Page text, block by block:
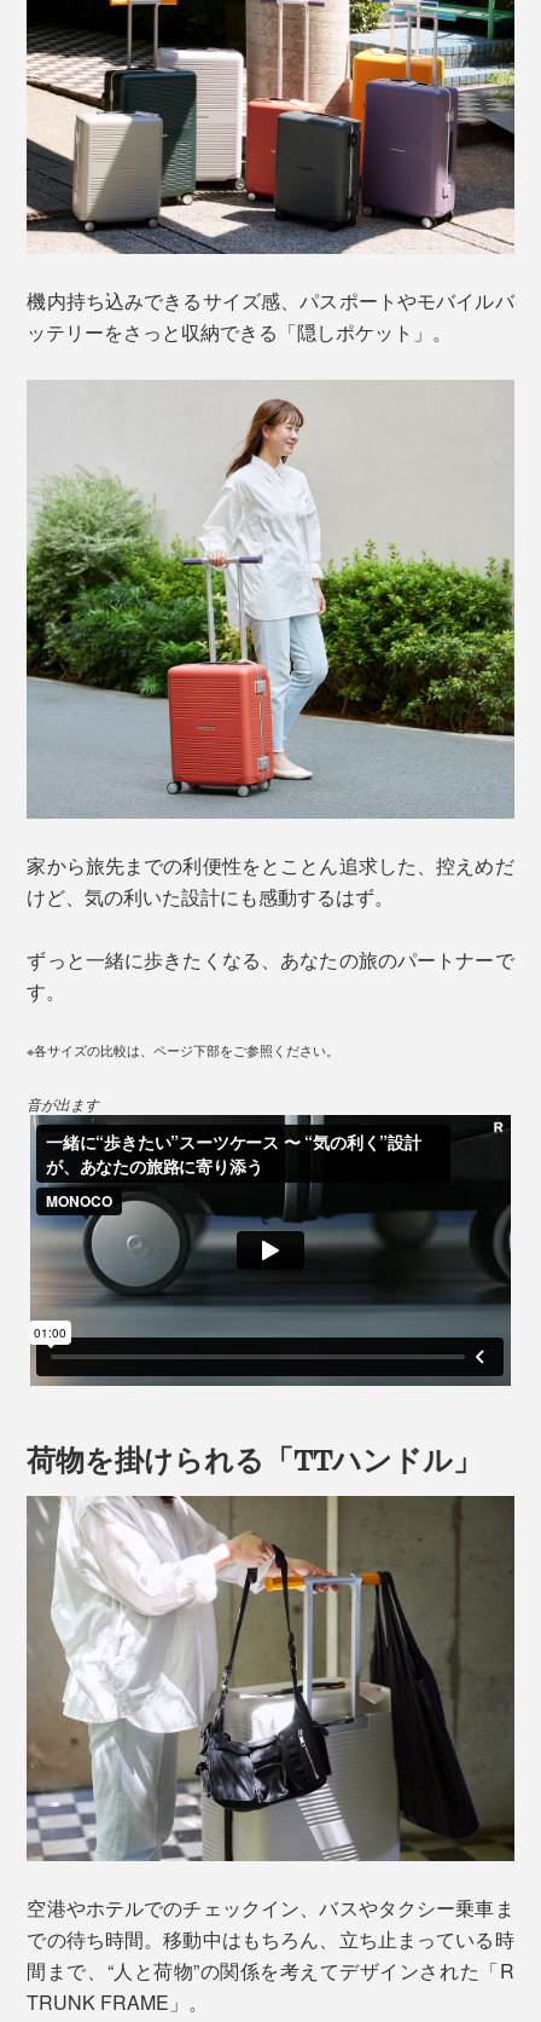
機内持ち込みできるサイズ感、パスポートやモバイルバ
ッテリーをさっと収納できる「隠しポケット」。
家から旅先までの利便性をとことん追求した、控えめだ
けど、気の利いた設計にも感動するはず。
ずっと一緒に歩きたくなる、あなたの旅のパートナーで
す。
※各サイズの比較は、ページ下部をご参照ください。
音が出ます
荷物を掛けられる「TTハンドル」
空港やホテルでのチェックイン、バスやタクシー乗車ま
での待ち時間。移動中はもちろん、立ち止まっている時
間まで、“人と荷物”の関係を考えてデザインされた「R
TRUNK FRAME」。